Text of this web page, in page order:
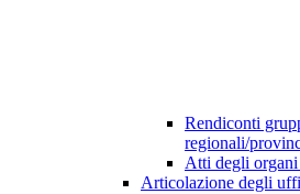
Rendiconti
regionali/
Atti degli
Articolazione degli